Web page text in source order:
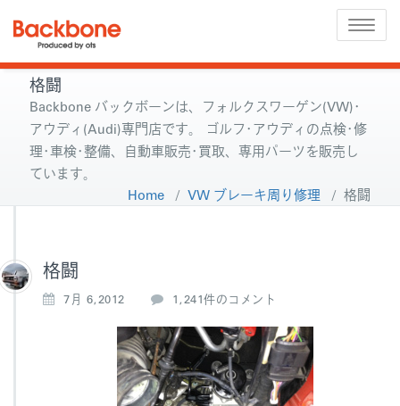
Toggle
格闘
Backbone バックボーンは、フォルクスワーゲン(VW)･
アウディ(Audi)専門店です。 ゴルフ･アウディの点検･修
理･車検･整備、自動車販売･買取、専用パーツを販売し
ています。
Home / VW ブレーキ周り修理 / 格闘
格闘
7月 6,2012
格
へ
の
1,241件のコメント